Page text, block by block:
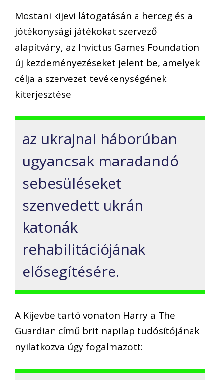
Mostani kijevi látogatásán a herceg és a
jótékonysági játékokat szervező
alapítvány, az Invictus Games Foundation
új kezdeményezéseket jelent be, amelyek
célja a szervezet tevékenységének
kiterjesztése
az ukrajnai háborúban
ugyancsak maradandó
sebesüléseket
szenvedett ukrán
katonák
rehabilitációjának
elősegítésére.
A Kijevbe tartó vonaton Harry a The
Guardian című brit napilap tudósítójának
nyilatkozva úgy fogalmazott: